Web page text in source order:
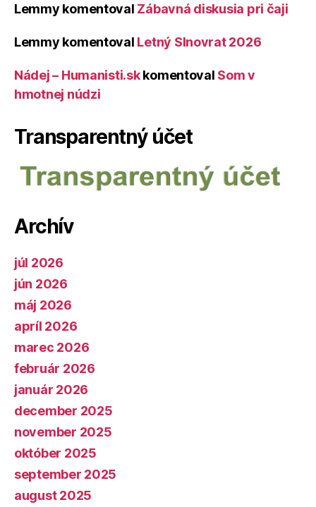
Lemmy komentoval Zábavná diskusia pri čaji
Lemmy komentoval Letný Slnovrat 2026
Nádej – Humanisti.skkomentoval Som v
hmotnej núdzi
Transparentný účet
Archív
júl 2026
jún 2026
máj 2026
apríl 2026
marec 2026
február 2026
január 2026
december 2025
november 2025
október 2025
september 2025
august 2025